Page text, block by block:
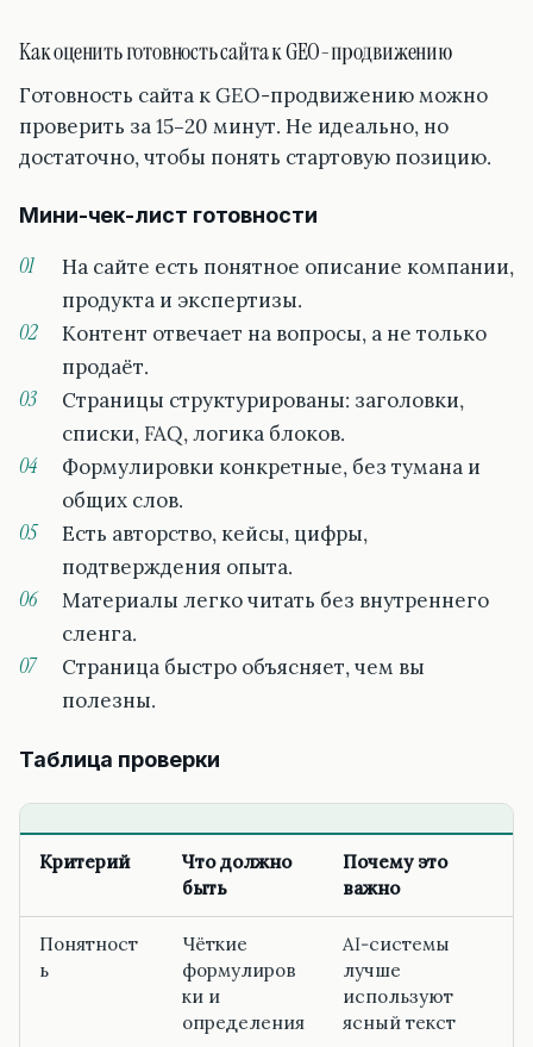
Как оценить готовность сайта к GEO-продвижению
Готовность сайта к GEO-продвижению можно
проверить за 15–20 минут. Не идеально, но
достаточно, чтобы понять стартовую позицию.
Мини-чек-лист готовности
На сайте есть понятное описание компании,
продукта и экспертизы.
Контент отвечает на вопросы, а не только
продаёт.
Страницы структурированы: заголовки,
списки, FAQ, логика блоков.
Формулировки конкретные, без тумана и
общих слов.
Есть авторство, кейсы, цифры,
подтверждения опыта.
Материалы легко читать без внутреннего
сленга.
Страница быстро объясняет, чем вы
полезны.
Таблица проверки
Критерий
Что должно
быть
Почему это
важно
Понятност
ь
Чёткие
формулиров
ки и
определения
AI-системы
лучше
используют
ясный текст